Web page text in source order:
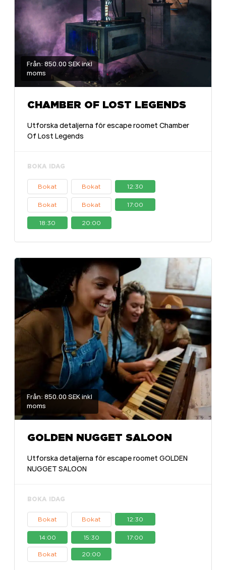
Från: 850.00 SEK inkl
moms
CHAMBER OF LOST LEGENDS
Utforska detaljerna för escape roomet Chamber
Of Lost Legends
BOKA IDAG
Bokat Bokat 12:30
Bokat Bokat 17:00
18:30 20:00
Från: 850.00 SEK inkl
moms
GOLDEN NUGGET SALOON
Utforska detaljerna för escape roomet GOLDEN
NUGGET SALOON
BOKA IDAG
Bokat Bokat 12:30
14:00 15:30 17:00
Bokat 20:00